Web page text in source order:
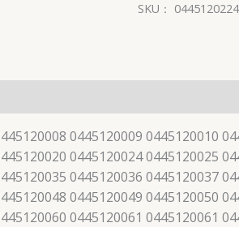
SKU： 0445120224
0445120009 0445120010
0445120024 0445120025
0445120036 0445120037
0445120049 0445120050
0445120061 0445120061